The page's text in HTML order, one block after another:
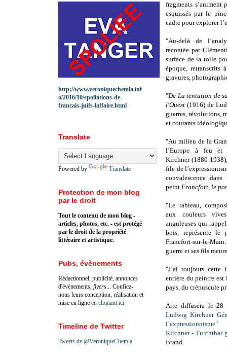
fragments s’animent
esquissés par le
cadre pour explorer
"Au-delà de
racontée par
surface de la toile
époque, retranscrits
gravures,
"De La tentation de
l'Ouest (1916) de
guerres, révolutions,
et courants
"Au milieu de la
l’Europe à feu et
Kirchner (1880-
file de
convalescence
peint Francfort, le
"Le tableau,
aux couleurs
anguleuses qui
bois, représente le
Francfort-sur-le-
guerre et ses fils
"J’ai toujours cette
entière du peintre
pays, du crépuscule
Arte diffusera le 28
Ludwig Kirchner
l’expressionnisme"
Kirchner - Furchtbar
Brand.
http://www.veroniquechemla.inf
o/2016/10/spoliations-de-
francais-juifs-laffaire.html
Translate
Powered by Translate
Protection de mon blog
par le droit
Tout le contenu de mon blog -
articles, photos, etc. - est protégé
par le droit de la propriété
littéraire et artistique.
Pubs, évènements
Rédactionnel, publicité, annonces
d'évènements, flyers ... Confiez-
nous leurs conception, réalisation et
mise en ligne en cliquant ici
Timeline de Twitter
Tweets de @VeroniqueChemla